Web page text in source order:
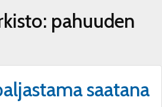
pahuuden
saatana